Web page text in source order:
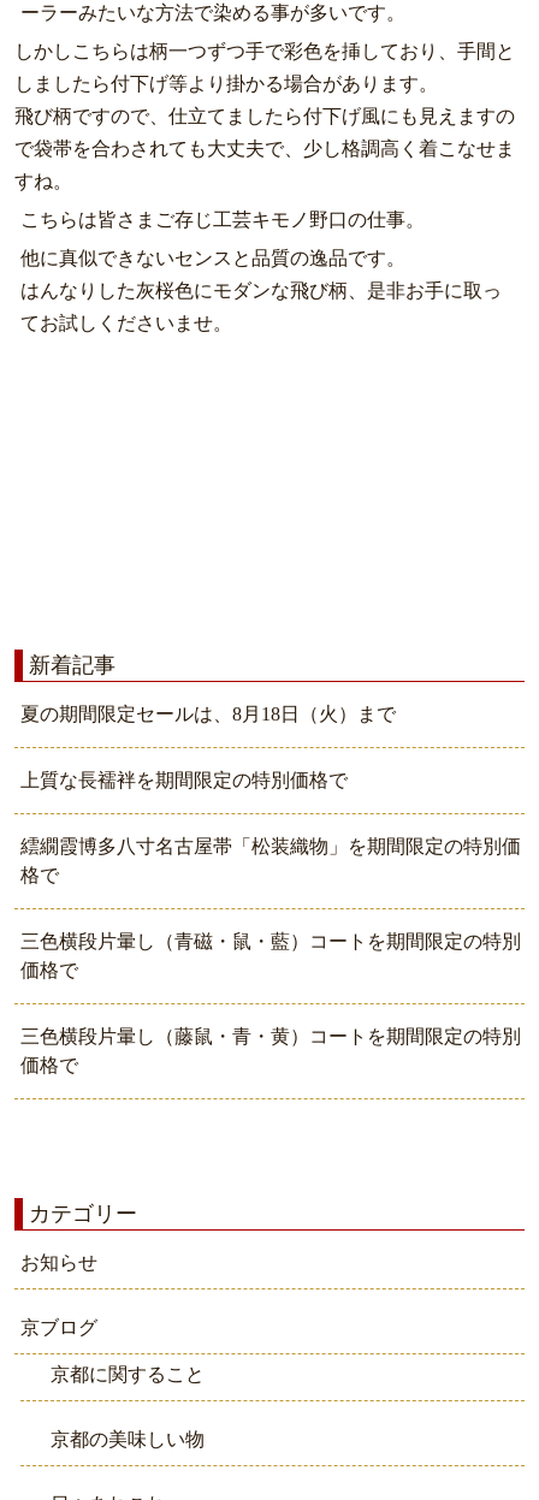
ーラーみたいな方法で染める事が多いです。
しかしこちらは柄一つずつ手で彩色を挿しており、手間と
しましたら付下げ等より掛かる場合があります。
飛び柄ですので、仕立てましたら付下げ風にも見えますの
で袋帯を合わされても大丈夫で、少し格調高く着こなせま
すね。
こちらは皆さまご存じ工芸キモノ野口の仕事。
他に真似できないセンスと品質の逸品です。
はんなりした灰桜色にモダンな飛び柄、是非お手に取っ
てお試しくださいませ。
新着記事
夏の期間限定セールは、8月18日（火）まで
上質な長襦袢を期間限定の特別価格で
繧繝霞博多八寸名古屋帯「松装織物」を期間限定の特別価
格で
三色横段片暈し（青磁・鼠・藍）コートを期間限定の特別
価格で
三色横段片暈し（藤鼠・青・黄）コートを期間限定の特別
価格で
カテゴリー
お知らせ
京ブログ
京都に関すること
京都の美味しい物